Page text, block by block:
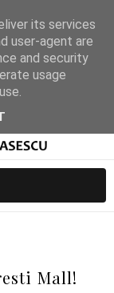
Mall!
its services
user-agent are
and security
usage